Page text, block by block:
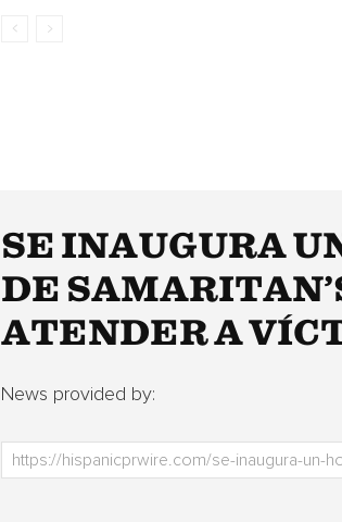
SE INAUGURA
DE
ATENDER A
News provided by: